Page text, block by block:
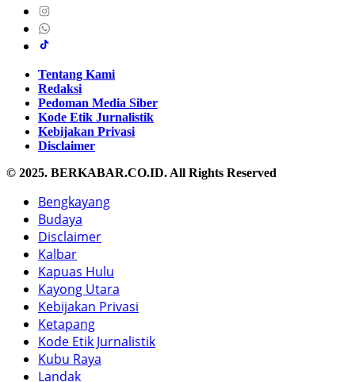
Tentang Kami
Redaksi
Pedoman Media Siber
Kode Etik Jurnalistik
Kebijakan Privasi
Disclaimer
© 2025. BERKABAR.CO.ID. All Rights Reserved
Bengkayang
Budaya
Disclaimer
Kalbar
Kapuas Hulu
Kayong Utara
Kebijakan Privasi
Ketapang
Kode Etik Jurnalistik
Kubu Raya
Landak